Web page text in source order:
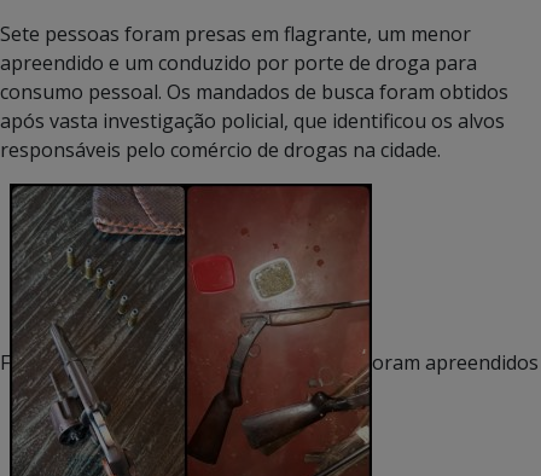
Sete pessoas foram presas em flagrante, um menor
apreendido e um conduzido por porte de droga para
consumo pessoal. Os mandados de busca foram obtidos
após vasta investigação policial, que identificou os alvos
responsáveis pelo comércio de drogas na cidade.
F oram apreendidos